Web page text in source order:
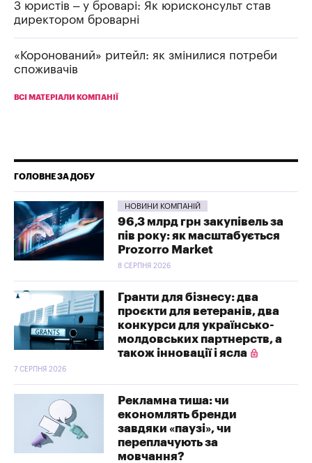
З юристів – у броварі: Як юрисконсульт став
директором броварні
«Коронований» ритейл: як змінилися потреби
споживачів
ВСІ МАТЕРІАЛИ КОМПАНІЇ
ГОЛОВНЕ ЗА ДОБУ
НОВИНИ КОМПАНІЙ
96,3 млрд грн закупівель за
пів року: як масштабується
Prozorro Market
8 СЕРПНЯ 2026
Гранти для бізнесу: два
проєкти для ветеранів, два
конкурси для українсько-
молдовських партнерств, а
також інновації і ясла
7 СЕРПНЯ 2026
Рекламна тиша: чи
економлять бренди
завдяки «паузі», чи
переплачують за
мовчання?